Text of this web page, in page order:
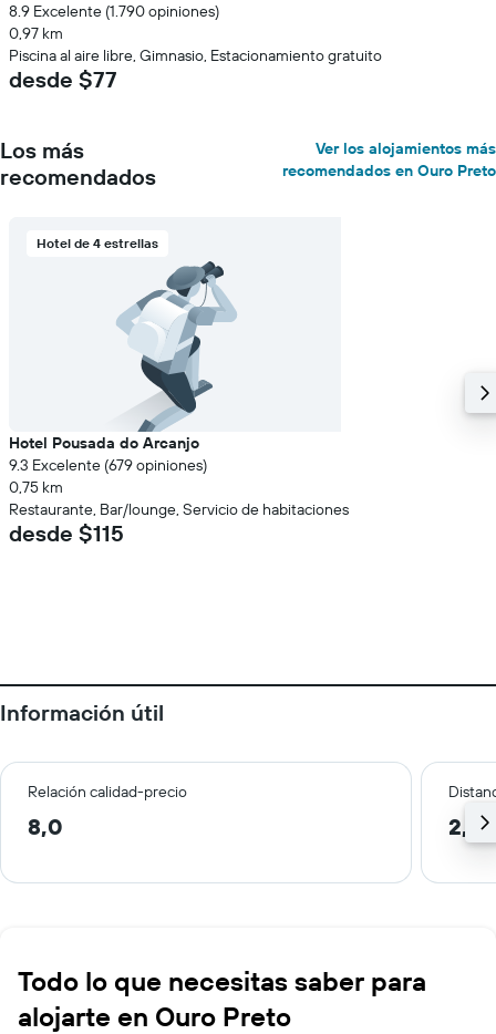
8.9 Excelente (1.790 opiniones)
0,97 km
Piscina al aire libre, Gimnasio, Estacionamiento gratuito
desde $77
Los más
recomendados
Ver los alojamientos más
recomendados en Ouro Preto
Hotel de 4 estrellas
Hotel Pousada do Arcanjo
9.3 Excelente (679 opiniones)
0,75 km
Restaurante, Bar/lounge, Servicio de habitaciones
desde $115
Información útil
Relación calidad-precio
8,0 2,4
Todo lo que necesitas saber para
alojarte en Ouro Preto